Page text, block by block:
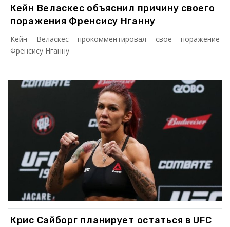
Кейн Веласкес объяснил причину своего
поражения Френсису Нганну
Кейн Веласкес прокомментировал своё поражение
Френсису Нганну
Крис Сайборг планирует остаться в UFC